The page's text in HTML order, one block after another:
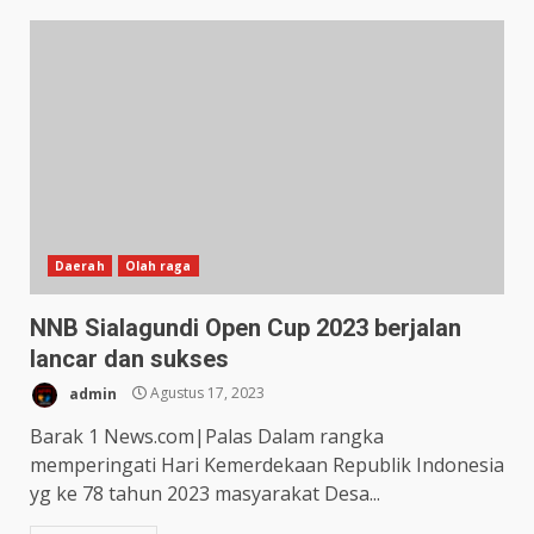
Daerah Olah raga
NNB Sialagundi Open Cup 2023 berjalan
lancar dan sukses
admin Agustus 17, 2023
Barak 1 News.com|Palas Dalam rangka
memperingati Hari Kemerdekaan Republik Indonesia
yg ke 78 tahun 2023 masyarakat Desa...